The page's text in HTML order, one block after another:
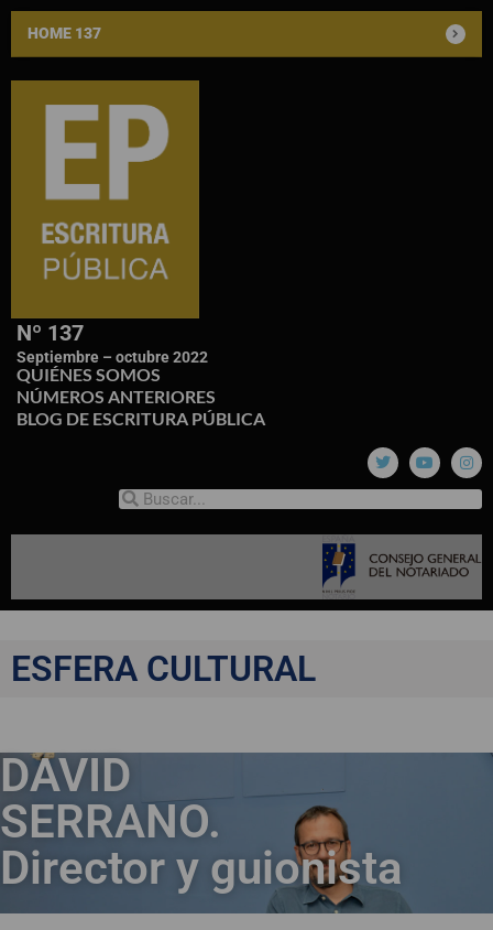
HOME 137
Nº 137
Septiembre – octubre 2022
QUIÉNES SOMOS
NÚMEROS ANTERIORES
BLOG DE ESCRITURA PÚBLICA
ESFERA CULTURAL
DAVID
SERRANO.
Director y guionista